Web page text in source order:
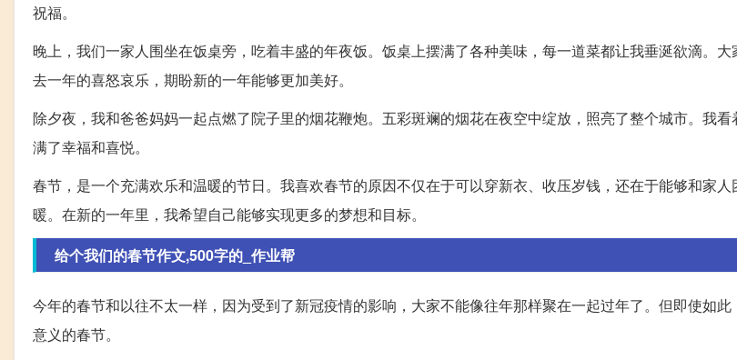
祝福。
晚上，我们一家人围坐在饭桌旁，吃着丰盛的年夜饭。饭桌上摆满了各种美味，每一道菜都让我垂涎欲滴。
去一年的喜怒哀乐，期盼新的一年能够更加美好。
除夕夜，我和爸爸妈妈一起点燃了院子里的烟花鞭炮。五彩斑斓的烟花在夜空中绽放，照亮了整个城市。我
满了幸福和喜悦。
春节，是一个充满欢乐和温暖的节日。我喜欢春节的原因不仅在于可以穿新衣、收压岁钱，还在于能够和家
暖。在新的一年里，我希望自己能够实现更多的梦想和目标。
给个我们的春节作文,500字的_作业帮
今年的春节和以往不太一样，因为受到了新冠疫情的影响，大家不能像往年那样聚在一起过年了。但即使如
意义的春节。